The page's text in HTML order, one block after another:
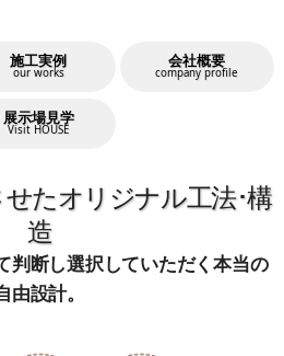
施工実例
our works
会社概要
company profile
展示場見学
Visit HOUSE
たオリジナル工法･構
造
判断し選択していただく本当の
由設計。